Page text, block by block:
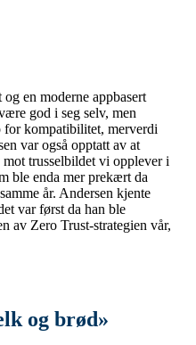
en moderne appbasert
god i seg selv, men
for kompatibilitet, merverdi
var også opptatt av at
trusselbildet vi opplever i
ble enda mer prekært da
år. Andersen kjente
var først da han ble
av Zero Trust-strategien vår,
og brød»